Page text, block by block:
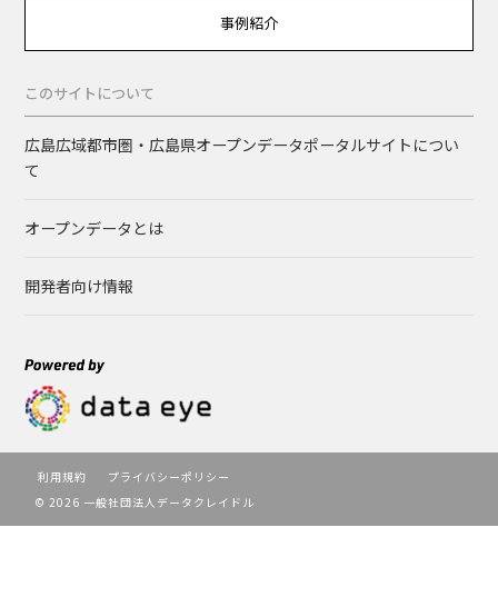
事例紹介
このサイトについて
広島広域都市圏・広島県オープンデータポータルサイトについ
て
オープンデータとは
開発者向け情報
利用規約
プライバシーポリシー
© 2026 一般社団法人データクレイドル